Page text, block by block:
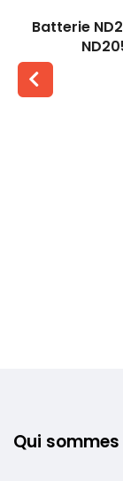
Batterie
Qui